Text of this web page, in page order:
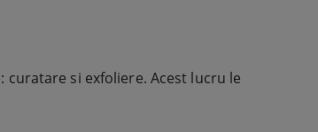
si exfoliere. Acest lucru le